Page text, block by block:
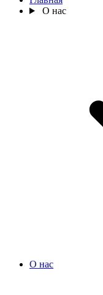
О нас
О нас